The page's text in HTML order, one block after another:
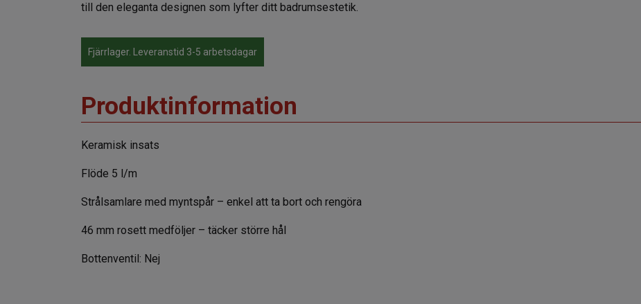
till den eleganta designen som lyfter ditt badrumsestetik.
Fjärrlager. Leveranstid 3-5 arbetsdagar
Produktinformation
Keramisk insats
Flöde 5 l/m
Strålsamlare med myntspår – enkel att ta bort och rengöra
46 mm rosett medföljer – täcker större hål
Bottenventil: Nej